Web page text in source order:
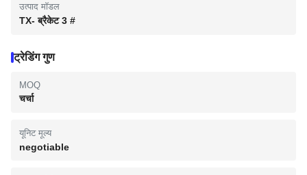
उत्पाद मॉडल
TX- ब्रैकेट 3 #
ट्रेडिंग गुण
MOQ
चर्चा
यूनिट मूल्य
negotiable